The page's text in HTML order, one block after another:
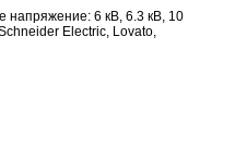
напряжение: 6 кВ, 6.3 кВ, 10
Electric, Lovato,